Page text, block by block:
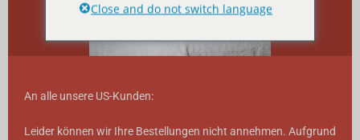
Close and do not switch language
An alle unsere US-Kunden:
Leider können wir Ihre Bestellungen nicht annehmen. Aufgrund